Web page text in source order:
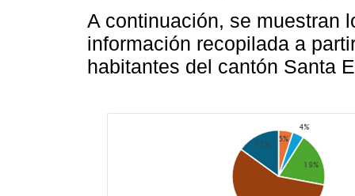
A continuación, se muestran
información recopilada a
habitantes del cantón Santa